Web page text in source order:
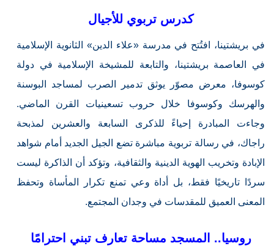
كدرس تربوي للأجيال
في بريشتينا، افتُتح في مدرسة «علاء الدين» الثانوية الإسلامية
في العاصمة بريشتينا، والتابعة للمشيخة الإسلامية في دولة
كوسوفا، معرض مصوّر يوثق تدمير الصرب لمساجد البوسنة
والهرسك وكوسوفا خلال حروب تسعينيات القرن الماضي.
وجاءت المبادرة إحياءً للذكرى السابعة والعشرين لمذبحة
راجاك، في رسالة تربوية مباشرة تضع الجيل الجديد أمام شواهد
الإبادة وتخريب الهوية الدينية والثقافية، وتؤكد أن الذاكرة ليست
سردًا تاريخيًا فقط، بل أداة وعي تمنع تكرار المأساة وتحفظ
المعنى العميق للمقدسات في وجدان المجتمع.
روسيا.. المسجد مساحة تعارف تبني احترامًا